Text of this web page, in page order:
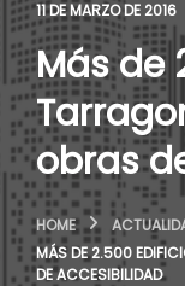
11 DE MARZO DE 2016
Más de
obras
HOME
MÁS DE 2.500
DE ACCESIBILIDAD